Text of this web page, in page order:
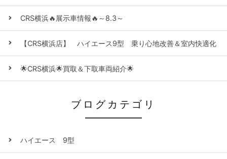
CRS横浜🔥展示車情報🔥～8.3～
【CRS横浜店】 ハイエース9型 乗り心地改善＆室内快適化
🌟CRS横浜🌟買取＆下取車両紹介🌟
ブログカテゴリ
ハイエース 9型